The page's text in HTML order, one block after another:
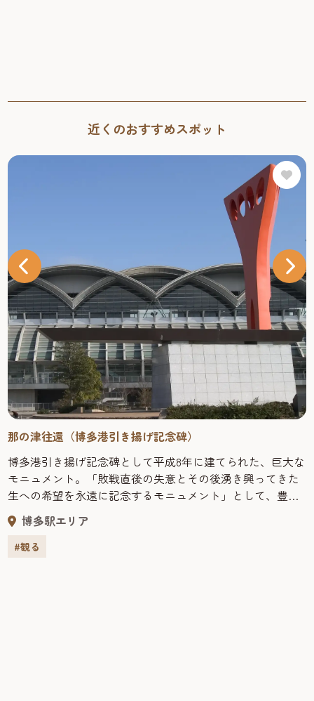
近くのおすすめスポット
那の津往還（博多港引き揚げ記念碑）
博多港引き揚げ記念碑として平成8年に建てられた、巨大な
モニュメント。「敗戦直後の失意とその後湧き興ってきた
生への希望を永遠に記念するモニュメント」として、豊福
知徳により製作された。博多港は戦後直後、国内最大級の
引揚援護港として、中国東北部や朝鮮半島より約139万人も
の人々がこの地に、また、在日の朝鮮人・中国人など約50
博多駅エリア
#観る